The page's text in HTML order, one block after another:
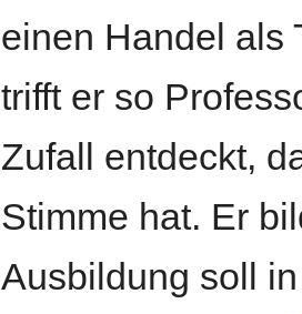
einen Handel als
trifft er so
Zufall entdeckt,
Stimme hat. Er
Ausbildung soll